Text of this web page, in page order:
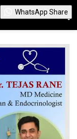
WhatsApp Share